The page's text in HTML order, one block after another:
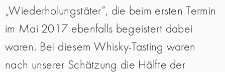
„Wiederholungstäter“, die beim ersten Termin
im Mai 2017 ebenfalls begeistert dabei
waren. Bei diesem Whisky-Tasting waren
nach unserer Schätzung die Hälfte der